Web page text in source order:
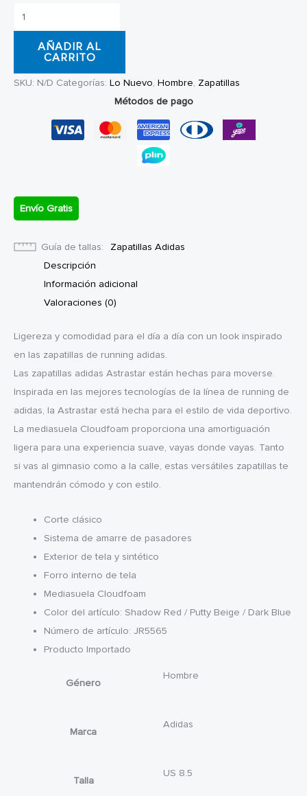
Zapatillas
Adidas
Astrastar
cantidad
AÑADIR AL
CARRITO
SKU: N/D Categorías: Lo Nuevo, Hombre, Zapatillas
Métodos de pago
Envío Gratis
Guía de tallas
Zapatillas Adidas
Descripción
Información adicional
Valoraciones (0)
Ligereza y comodidad para el día a día con un look inspirado
en las zapatillas de running adidas.
Las zapatillas adidas Astrastar están hechas para moverse.
Inspirada en las mejores tecnologías de la línea de running de
adidas, la Astrastar está hecha para el estilo de vida deportivo.
La mediasuela Cloudfoam proporciona una amortiguación
ligera para una experiencia suave, vayas donde vayas. Tanto
si vas al gimnasio como a la calle, estas versátiles zapatillas te
mantendrán cómodo y con estilo.
Corte clásico
Sistema de amarre de pasadores
Exterior de tela y sintético
Forro interno de tela
Mediasuela Cloudfoam
Color del artículo: Shadow Red / Putty Beige / Dark Blue
Número de artículo: JR5565
Producto Importado
Género
Hombre
Marca
Adidas
Talla
US 8.5